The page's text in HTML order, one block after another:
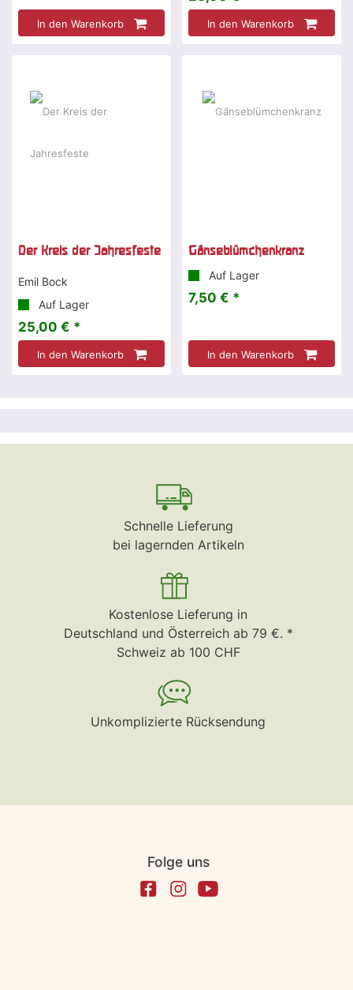
In den Warenkorb In den Warenkorb
Der Kreis der Jahresfeste
Emil Bock
Auf Lager
25,00 € *
In den Warenkorb
Gänseblümchenkranz
Auf Lager
7,50 € *
In den Warenkorb
Schnelle Lieferung
bei lagernden Artikeln
Kostenlose Lieferung in
Deutschland und Österreich ab 79 €. *
Schweiz ab 100 CHF
Unkomplizierte Rücksendung
Folge uns